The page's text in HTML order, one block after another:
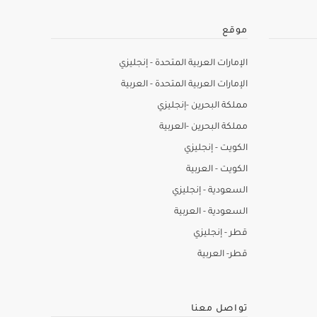
موقع
الإمارات العربية المتحدة - إنجليزي
الإمارات العربية المتحدة - العربية
مملكة البحرين -إنجليزي
مملكة البحرين -العربية
الكويت - إنجليزي
الكويت - العربية
السعودية - إنجليزي
السعودية - العربية
قطر - إنجليزي
قطر- العربية
تواصل معنا